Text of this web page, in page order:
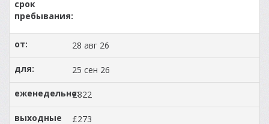
28 авг 26
25 сен 26
£822
£273